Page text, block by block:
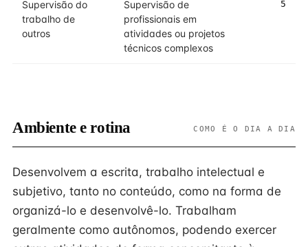
Supervisão do
trabalho de
outros
Supervisão de
profissionais em
atividades ou projetos
técnicos complexos
5
Ambiente e rotina COMO É O DIA A DIA
Desenvolvem a escrita, trabalho intelectual e
subjetivo, tanto no conteúdo, como na forma de
organizá-lo e desenvolvê-lo. Trabalham
geralmente como autônomos, podendo exercer